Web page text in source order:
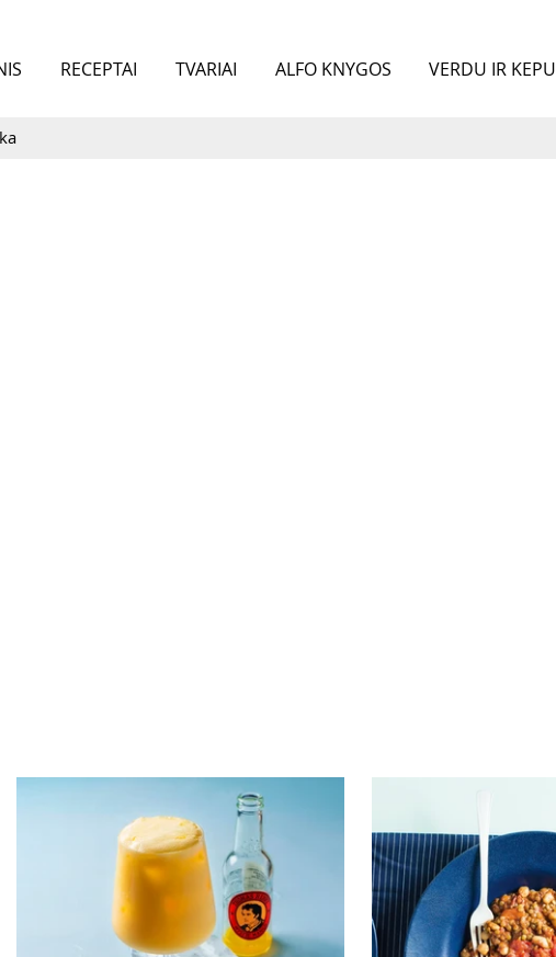
RECEPTAI TVARIAI ALFO KNYGOS VERDU IR KEPU